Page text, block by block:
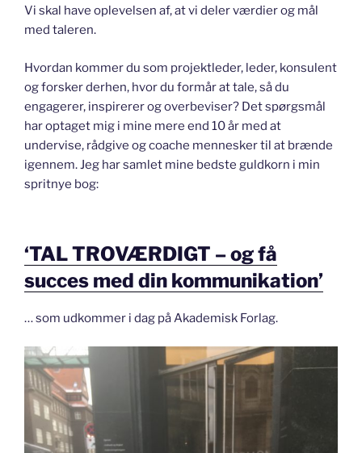
Vi skal have oplevelsen af, at vi deler værdier og mål
med taleren.
Hvordan kommer du som projektleder, leder, konsulent
og forsker derhen, hvor du formår at tale, så du
engagerer, inspirerer og overbeviser? Det spørgsmål
har optaget mig i mine mere end 10 år med at
undervise, rådgive og coache mennesker til at brænde
igennem. Jeg har samlet mine bedste guldkorn i min
spritnye bog:
‘TAL TROVÆRDIGT – og få
succes med din kommunikation’
… som udkommer i dag på Akademisk Forlag.